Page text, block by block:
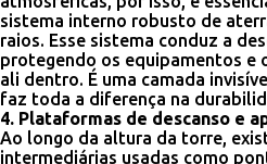
sistema interno robusto de
raios. Esse sistema conduz a
protegendo os equipamentos e
ali dentro. É uma camada
faz toda a diferença na
4. Plataformas de descanso e
Ao longo da altura da torre,
intermediárias usadas como